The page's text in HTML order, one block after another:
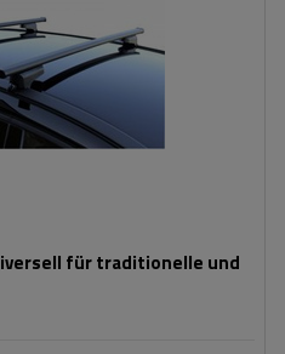
für traditionelle und